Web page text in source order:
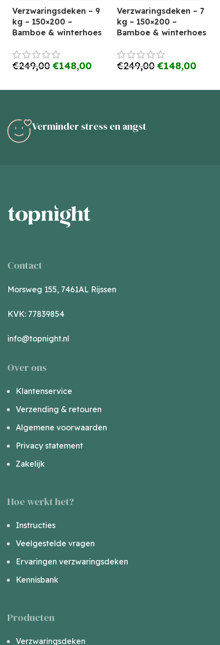
Verzwaringsdeken – 9
kg – 150×200 –
Bamboe & winterhoes
€249,00 €148,00
Verzwaringsdeken – 7
kg – 150×200 –
Bamboe & winterhoes
€249,00 €148,00
Verminder stress en angst
Contact
Morsweg 155, 7461AL Rijssen
KVK: 77839854
info@topnight.nl
Over ons
Klantenservice
Verzending & retouren
Algemene voorwaarden
Privacy statement
Zakelijk
Hoe werkt het?
Instructies
Veelgestelde vragen
Ervaringen verzwaringsdeken
Kennisbank
Producten
Verzwaringsdeken